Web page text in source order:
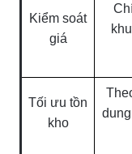
Kiểm soát
giá
Tối ưu tồn
kho